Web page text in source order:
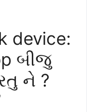
device:
બીજુ
ને ?